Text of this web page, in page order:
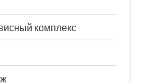
комплекс